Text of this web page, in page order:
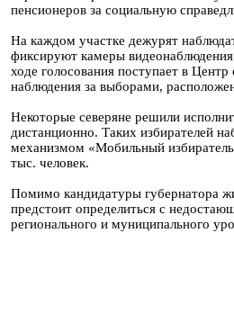
пенсионеров за социальную
На каждом участке дежурят
фиксируют камеры
ходе голосования поступает в
наблюдения за выборами,
Некоторые северяне решили
дистанционно. Таких избирателей
механизмом «Мобильный
тыс. человек.
Помимо кандидатуры губернатора
предстоит определиться с
регионального и муниципального